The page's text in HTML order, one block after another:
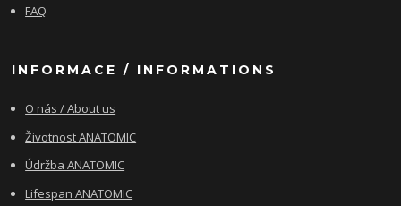
FAQ
INFORMACE / INFORMATIONS
O nás / About us
Životnost ANATOMIC
Údržba ANATOMIC
Lifespan ANATOMIC